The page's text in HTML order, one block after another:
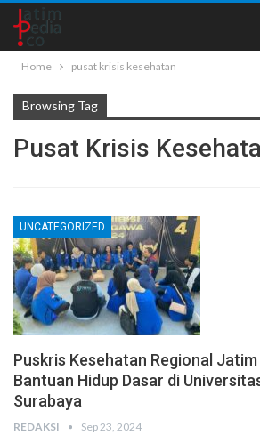
Home pusat krisis kesehatan
Browsing Tag
Pusat Krisis
UNCATEGORIZED
Puskris Kesehatan Regional
Bantuan Hidup Dasar di
Surabaya
REDAKSI Sep 23, 2024